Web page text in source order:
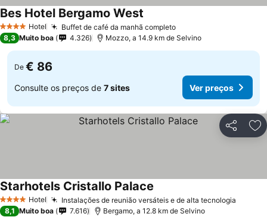
4 EstrelasHotel Buffet de café da manhã completo
Bes Hotel Bergamo West
8,3 Muito boa 4.326 Mozzo, a 14.9 km de Selvino
De € 86
Consulte os preços de 7 sites Ver preços
Partilhar
4 EstrelasHotel Instalações de reunião versáteis e de alta tecnologia
Starhotels Cristallo Palace
8,1 Muito boa 7.616 Bergamo, a 12.8 km de Selvino